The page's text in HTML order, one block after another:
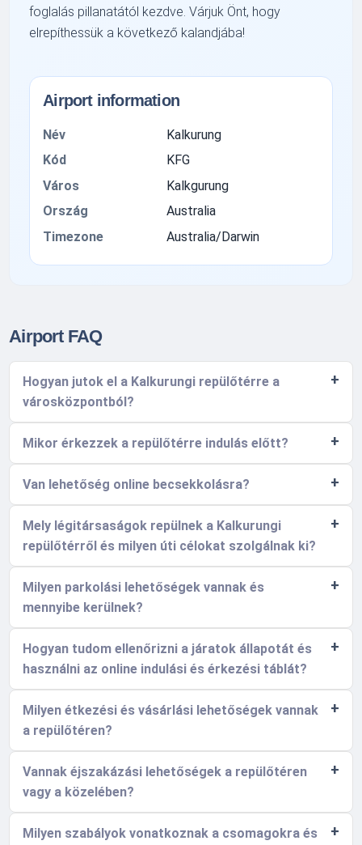
foglalás pillanatától kezdve. Várjuk Önt, hogy
elrepíthessük a következő kalandjába!
Airport information
Név
Kalkurung
Kód
KFG
Város
Kalkgurung
Ország
Australia
Timezone
Australia/Darwin
Airport FAQ
Hogyan jutok el a Kalkurungi repülőtérre a
városközpontból?
Mikor érkezzek a repülőtérre indulás előtt?
Van lehetőség online becsekkolásra?
Mely légitársaságok repülnek a Kalkurungi
repülőtérről és milyen úti célokat szolgálnak ki?
Milyen parkolási lehetőségek vannak és
mennyibe kerülnek?
Hogyan tudom ellenőrizni a járatok állapotát és
használni az online indulási és érkezési táblát?
Milyen étkezési és vásárlási lehetőségek vannak
a repülőtéren?
Vannak éjszakázási lehetőségek a repülőtéren
vagy a közelében?
Milyen szabályok vonatkoznak a csomagokra és